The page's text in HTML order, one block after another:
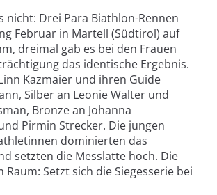
nicht: Drei Para Biathlon-Rennen
Februar in Martell (Südtirol) auf
dreimal gab es bei den Frauen
das identische Ergebnis.
Kazmaier und ihren Guide
Silber an Leonie Walter und
Bronze an Johanna
Pirmin Strecker. Die jungen
dominierten das
setzten die Messlatte hoch. Die
Raum: Setzt sich die Siegesserie bei